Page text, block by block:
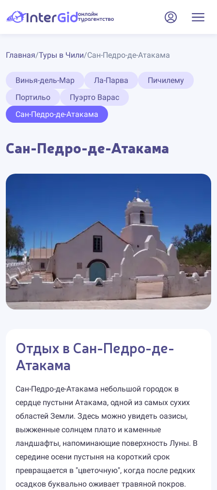
Главная/Туры в Чили/Сан-Педро-де-Атакама
Винья-дель-Мар Ла-Парва
Пичилему
Портильо
Пуэрто Варас
Сан-Педро-де-Атакама
Сан-Педро-де-Атакама
Отдых в Сан-Педро-де-
Атакама
Сан-Педро-де-Атакама небольшой городок в
сердце пустыни Атакама, одной из самых сухих
областей Земли. Здесь можно увидеть оазисы,
выжженные солнцем плато и каменные
ландшафты, напоминающие поверхность Луны. В
середине осени пустыня на короткий срок
превращается в "цветочную", когда после редких
осадков буквально оживает травяной покров.